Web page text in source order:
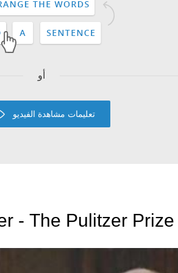
أو
تعليمات مشاهدة الفيديو
- The Pulitzer